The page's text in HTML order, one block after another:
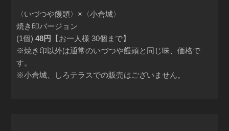
〈いづつや饅頭〉×〈小倉城〉
焼き印バージョン
(1個)48円
【お一人様 30個まで】
※焼き印以外は通常のいづつや饅頭と同じ味、価格で
す。
※小倉城、しろテラスでの販売はございません。